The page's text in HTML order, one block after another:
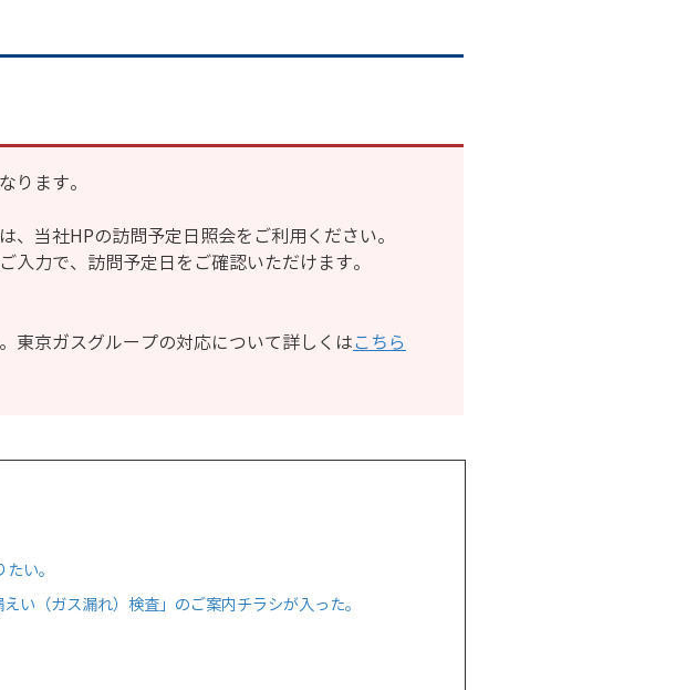
ります。
当社HPの訪問予定日照会をご利用ください。
入力で、訪問予定日をご確認いただけます。
東京ガスグループの対応について詳しくはこちら
い。
い（ガス漏れ）検査」のご案内チラシが入った。